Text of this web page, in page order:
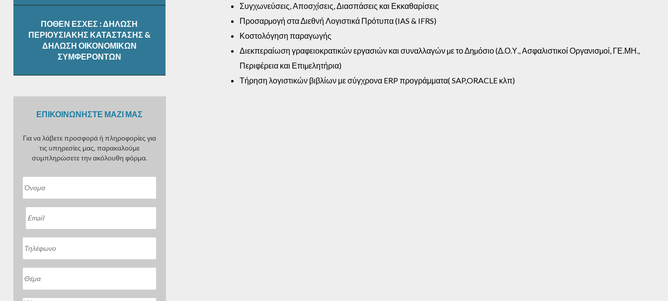
ΠΟΘΕΝ ΕΣΧΕΣ : ΔΗΛΩΣΗ
ΠΕΡΙΟΥΣΙΑΚΗΣ ΚΑΤΑΣΤΑΣΗΣ &
ΔΗΛΩΣΗ ΟΙΚΟΝΟΜΙΚΩΝ
ΣΥΜΦΕΡΟΝΤΩΝ
ΕΠΙΚΟΙΝΩΝΗΣΤΕ ΜΑΖΙ ΜΑΣ
Για να λάβετε προσφορά ή πληροφορίες για
τις υπηρεσίες μας, παρακαλούμε
συμπληρώσετε την ακόλουθη φόρμα.
Συγχωνεύσεις, Αποσχίσεις, Διασπάσεις και Εκκαθαρίσεις
Προσαρµογή στα ∆ιεθνή Λογιστικά Πρότυπα (IAS & IFRS)
Κοστολόγηση παραγωγής
Διεκπεραίωση γραφειοκρατικών εργασιών και συναλλαγών µε το ∆ηµόσιο (∆.Ο.Υ., Ασφαλιστικοί Οργανισµοί, ΓΕ.ΜΗ.,
Περιφέρεια και Επιµελητήρια)
Τήρηση λογιστικών βιβλίων με σύγχρονα ERP προγράμματα( SAP,ORACLE κλπ)